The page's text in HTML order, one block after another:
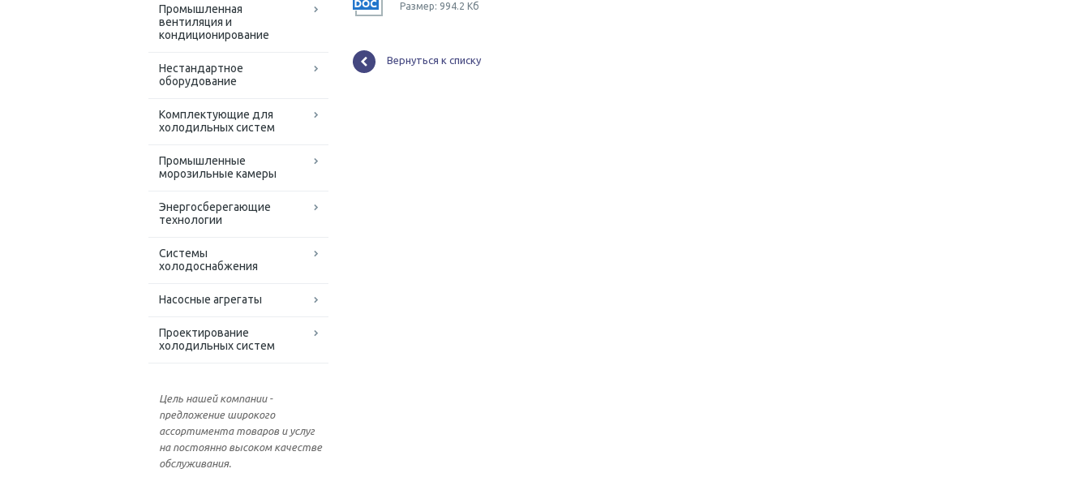
Промышленная
вентиляция и
кондиционирование
Нестандартное
оборудование
Комплектующие для
холодильных систем
Промышленные
морозильные камеры
Энергосберегающие
технологии
Системы
холодоснабжения
Насосные агрегаты
Проектирование
холодильных систем
Цель нашей компании -
предложение широкого
ассортимента товаров и услуг
на постоянно высоком качестве
обслуживания.
Размер: 994.2 Кб
Вернуться к списку